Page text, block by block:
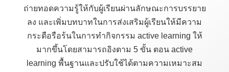
ถ่ายทอดความรู้ให้กับผู้เรียนผ่านลักษณะการบรรยาย
ลง และเพิ่มบทบาทในการส่งเสริมผู้เรียนให้มีความ
กระตือรือร้นในการทำกิจกรรม active learning ให้
มากขึ้นโดยสามารถอิงตาม 5 ขั้น ตอน active
learning พื้นฐานและปรับใช้ได้ตามความเหมาะสม